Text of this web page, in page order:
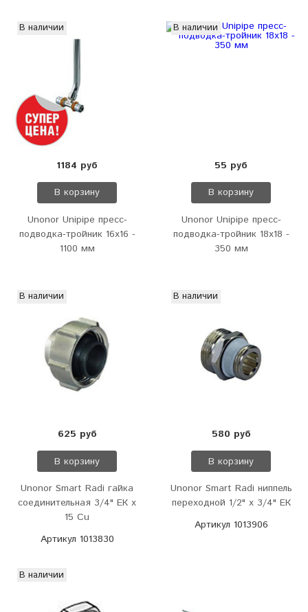
В наличии
1184 руб
В корзину
Unonor Unipipe пресс-
подводка-тройник 16х16 -
1100 мм
В наличии
55 руб
В корзину
Unonor Unipipe пресс-
подводка-тройник 18х18 -
350 мм
В наличии
625 руб
В корзину
Unonor Smart Radi гайка
соединительная 3/4" ЕК х
15 Cu
Артикул 1013830
В наличии
580 руб
В корзину
Unonor Smart Radi ниппель
переходной 1/2" х 3/4" ЕК
Артикул 1013906
В наличии